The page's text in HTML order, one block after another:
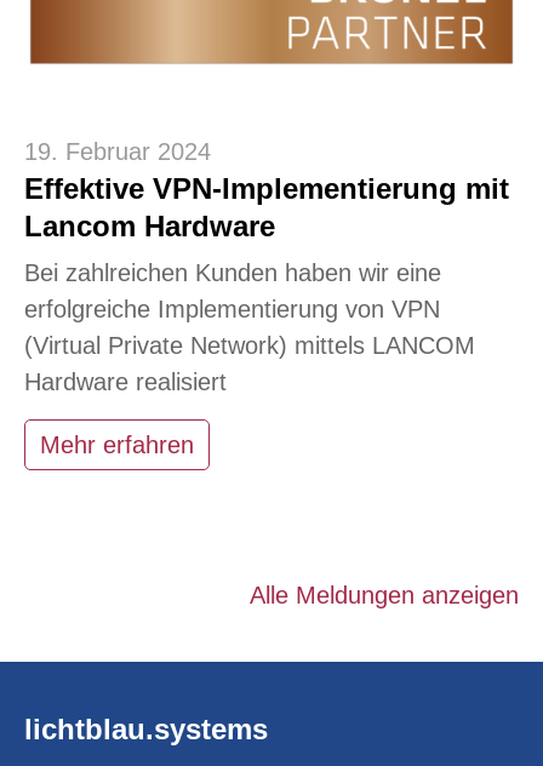
19. Februar 2024
Effektive VPN-Implementierung mit
Lancom Hardware
Bei zahlreichen Kunden haben wir eine
erfolgreiche Implementierung von VPN
(Virtual Private Network) mittels LANCOM
Hardware realisiert
Mehr erfahren
Alle Meldungen anzeigen
lichtblau.systems